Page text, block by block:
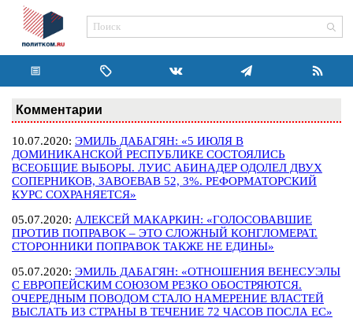
Комментарии
10.07.2020: ЭМИЛЬ ДАБАГЯН: «5 ИЮЛЯ В
ДОМИНИКАНСКОЙ РЕСПУБЛИКЕ СОСТОЯЛИСЬ
ВСЕОБЩИЕ ВЫБОРЫ. ЛУИС АБИНАДЕР ОДОЛЕЛ ДВУХ
СОПЕРНИКОВ, ЗАВОЕВАВ 52, 3%. РЕФОРМАТОРСКИЙ
КУРС СОХРАНЯЕТСЯ»
05.07.2020: АЛЕКСЕЙ МАКАРКИН: «ГОЛОСОВАВШИЕ
ПРОТИВ ПОПРАВОК – ЭТО СЛОЖНЫЙ КОНГЛОМЕРАТ.
СТОРОННИКИ ПОПРАВОК ТАКЖЕ НЕ ЕДИНЫ»
05.07.2020: ЭМИЛЬ ДАБАГЯН: «ОТНОШЕНИЯ ВЕНЕСУЭЛЫ
С ЕВРОПЕЙСКИМ СОЮЗОМ РЕЗКО ОБОСТРЯЮТСЯ.
ОЧЕРЕДНЫМ ПОВОДОМ СТАЛО НАМЕРЕНИЕ ВЛАСТЕЙ
ВЫСЛАТЬ ИЗ СТРАНЫ В ТЕЧЕНИЕ 72 ЧАСОВ ПОСЛА ЕС»